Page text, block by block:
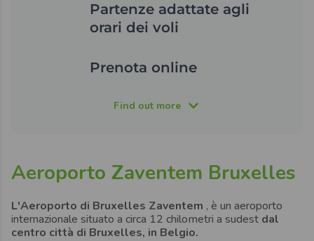
Partenze adattate agli
orari dei voli
Prenota online
Find out more
Aeroporto Zaventem Bruxelles
L'Aeroporto di Bruxelles Zaventem , è un aeroporto
internazionale situato a circa 12 chilometri a sudest dal
centro città di Bruxelles, in Belgio.